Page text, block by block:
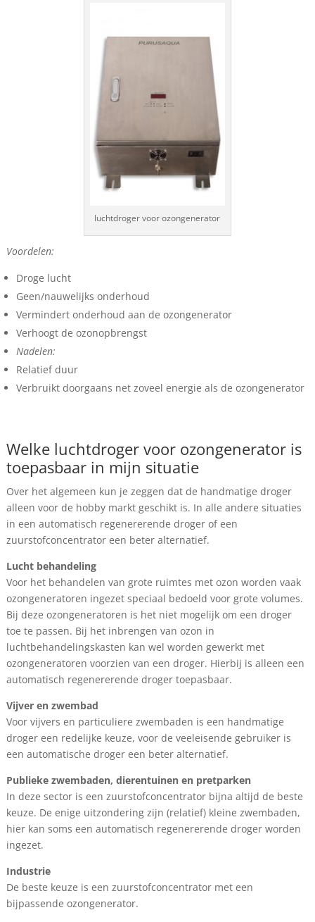
luchtdroger voor ozongenerator
Voordelen:
Droge lucht
Geen/nauwelijks onderhoud
Vermindert onderhoud aan de ozongenerator
Verhoogt de ozonopbrengst
Nadelen:
Relatief duur
Verbruikt doorgaans net zoveel energie als de ozongenerator
Welke luchtdroger voor ozongenerator is
toepasbaar in mijn situatie
Over het algemeen kun je zeggen dat de handmatige droger
alleen voor de hobby markt geschikt is. In alle andere situaties
in een automatisch regenererende droger of een
zuurstofconcentrator een beter alternatief.
Lucht behandeling
Voor het behandelen van grote ruimtes met ozon worden vaak
ozongeneratoren ingezet speciaal bedoeld voor grote volumes.
Bij deze ozongeneratoren is het niet mogelijk om een droger
toe te passen. Bij het inbrengen van ozon in
luchtbehandelingskasten kan wel worden gewerkt met
ozongeneratoren voorzien van een droger. Hierbij is alleen een
automatisch regenererende droger toepasbaar.
Vijver en zwembad
Voor vijvers en particuliere zwembaden is een handmatige
droger een redelijke keuze, voor de veeleisende gebruiker is
een automatische droger een beter alternatief.
Publieke zwembaden, dierentuinen en pretparken
In deze sector is een zuurstofconcentrator bijna altijd de beste
keuze. De enige uitzondering zijn (relatief) kleine zwembaden,
hier kan soms een automatisch regenererende droger worden
ingezet.
Industrie
De beste keuze is een zuurstofconcentrator met een
bijpassende ozongenerator.